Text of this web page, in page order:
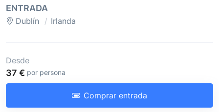
ENTRADA
Dublín Irlanda
Desde
37 € por persona
Comprar entrada